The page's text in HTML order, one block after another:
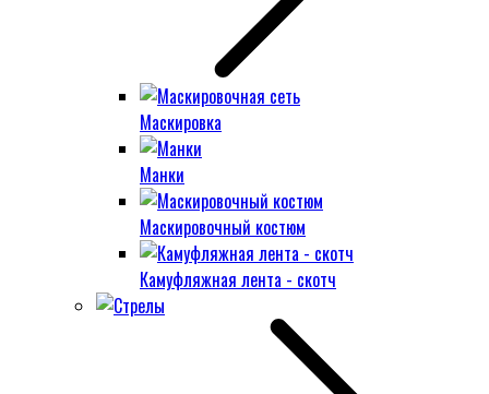
Маскировка
Манки
Маскировочный костюм
Камуфляжная лента - скотч